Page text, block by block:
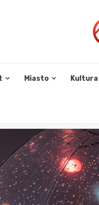
Miasto Kultura